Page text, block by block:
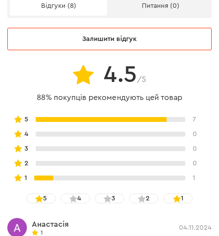
До особливостей відносяться:
захист від ультрафіолету;
захист від подряпин;
маслозахисне покриття;
вентиляції;
покриття антистатик (пило-, брудозахист);
захист від запотівання.
Відгуки (8) Питання (0)
Залишити відгук
4.5 /5
88% покупців рекомендують цей товар
5 7
4 0
3 0
2 0
1 1
5 4 3 2 1
Анастасія
1
04.11.2024